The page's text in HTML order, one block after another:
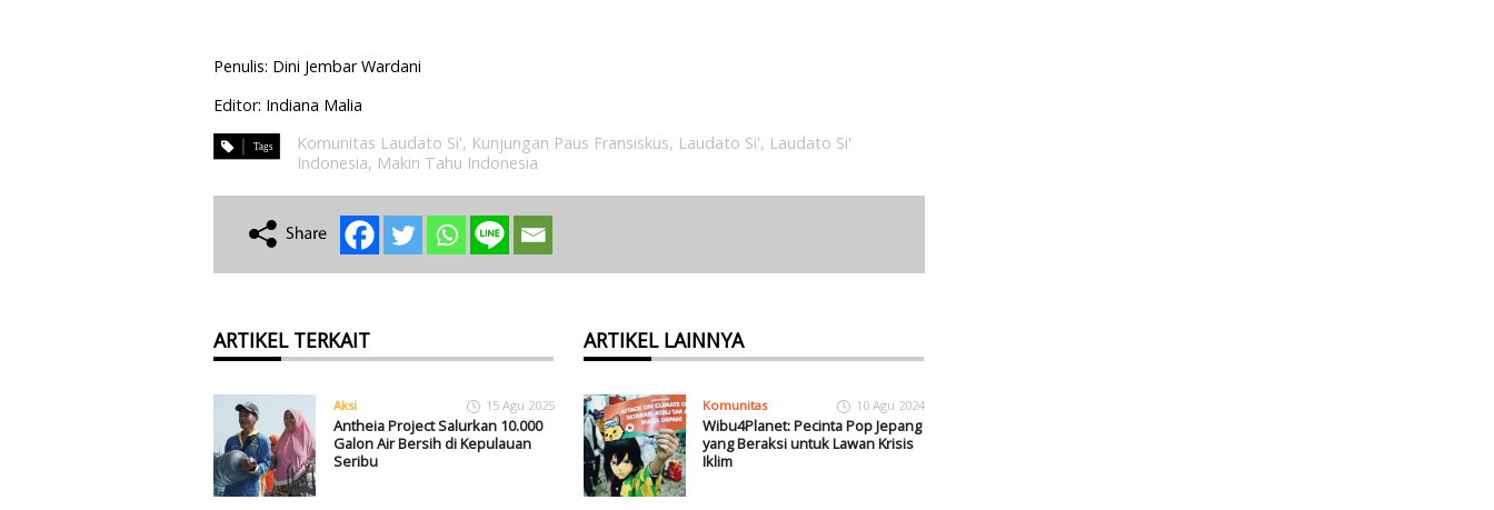
Penulis: Dini Jembar Wardani
Editor: Indiana Malia
Komunitas Laudato Si', Kunjungan Paus Fransiskus, Laudato Si', Laudato Si'
Indonesia, Makin Tahu Indonesia
ARTIKEL TERKAIT
Aksi 15 Agu 2025
Antheia Project Salurkan 10.000
Galon Air Bersih di Kepulauan
Seribu
ARTIKEL LAINNYA
Komunitas 10 Agu 2024
Wibu4Planet: Pecinta Pop Jepang
yang Beraksi untuk Lawan Krisis
Iklim